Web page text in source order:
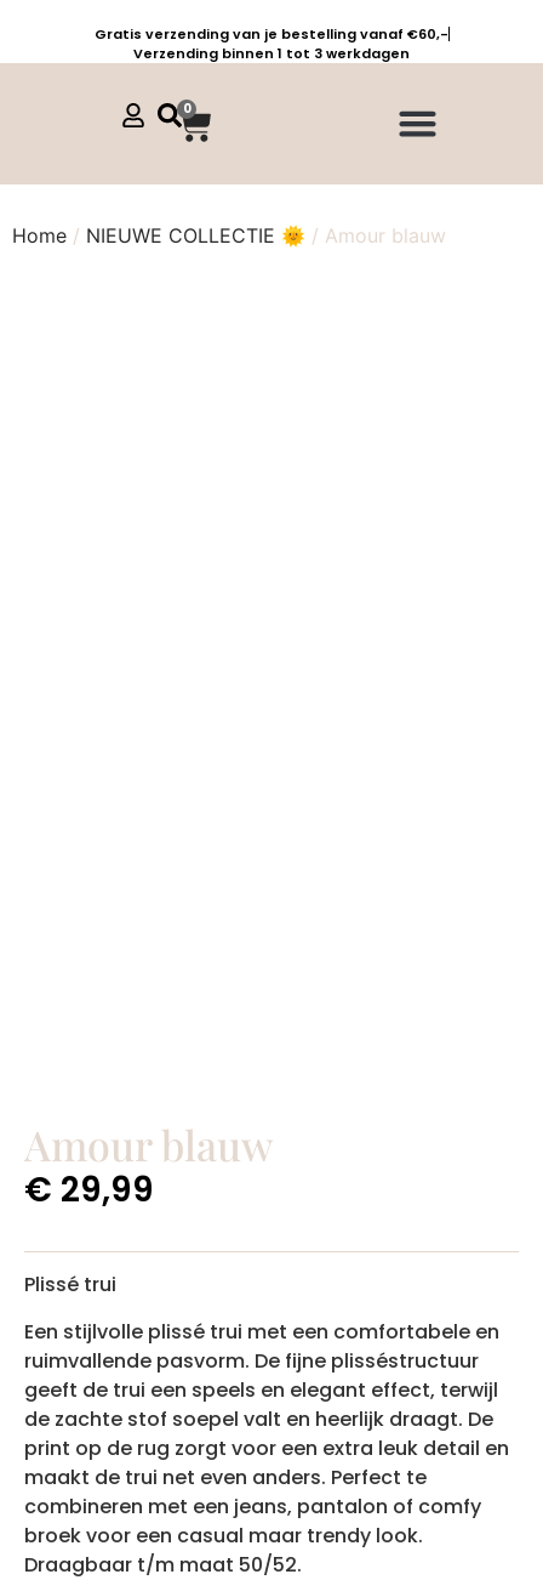
Gratis verzending van je bestelling vanaf €60,-
Verzending binnen 1 tot 3 werkdagen
0
Home / NIEUWE COLLECTIE 🌞 / Amour blauw
Amour blauw
€ 29,99
Plissé trui
Een stijlvolle plissé trui met een comfortabele en
ruimvallende pasvorm. De fijne plisséstructuur
geeft de trui een speels en elegant effect, terwijl
de zachte stof soepel valt en heerlijk draagt. De
print op de rug zorgt voor een extra leuk detail en
maakt de trui net even anders. Perfect te
combineren met een jeans, pantalon of comfy
broek voor een casual maar trendy look.
Draagbaar t/m maat 50/52.